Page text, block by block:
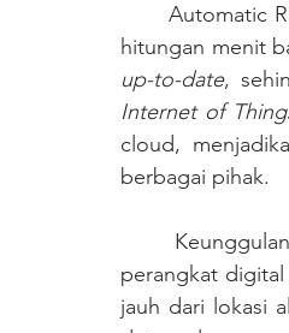
	Automatic Rainfall Recorder (ARR) mampu mencatat curah hujan secara otomatis dalam
up-to-date
Internet of
cloud,
berbagai pihak.
perangkat
jauh dari lokasi